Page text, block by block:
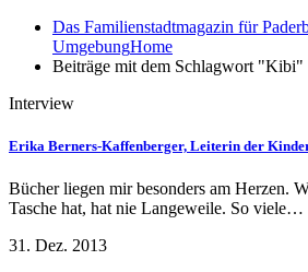
Das Familienstadtmagazin für
UmgebungHome
Beiträge mit dem Schlagwort "Kibi"
Interview
Erika Berners-Kaffenberger, Leiterin der
Bücher liegen mir besonders am Herzen.
Tasche hat, hat nie Langeweile. So viele…
31. Dez. 2013